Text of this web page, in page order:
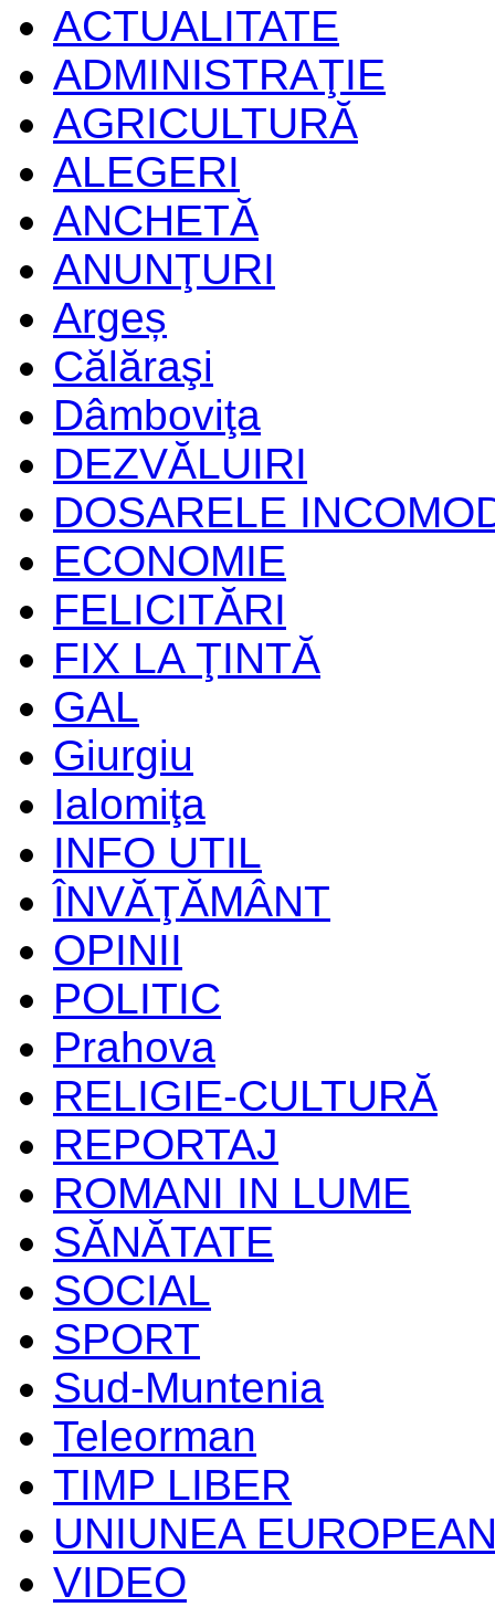
ACTUALITATE
ADMINISTRAŢIE
AGRICULTURĂ
ALEGERI
ANCHETĂ
ANUNŢURI
Argeș
Călăraşi
Dâmboviţa
DEZVĂLUIRI
DOSARELE
ECONOMIE
FELICITĂRI
FIX LA ŢINTĂ
GAL
Giurgiu
Ialomiţa
INFO UTIL
ÎNVĂŢĂMÂNT
OPINII
POLITIC
Prahova
RELIGIE-CULTURĂ
REPORTAJ
ROMANI IN LUME
SĂNĂTATE
SOCIAL
SPORT
Sud-Muntenia
Teleorman
TIMP LIBER
UNIUNEA
VIDEO